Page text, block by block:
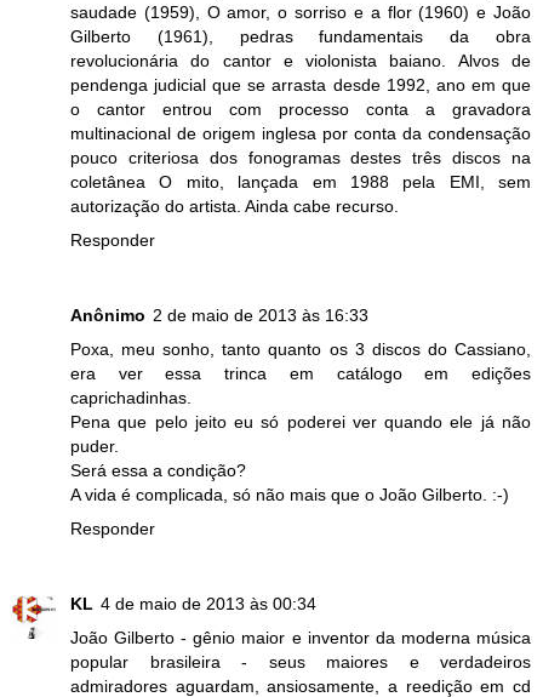
saudade (1959), O amor, o sorriso e a flor (1960) e João
Gilberto (1961), pedras fundamentais da obra
revolucionária do cantor e violonista baiano. Alvos de
pendenga judicial que se arrasta desde 1992, ano em que
o cantor entrou com processo conta a gravadora
multinacional de origem inglesa por conta da condensação
pouco criteriosa dos fonogramas destes três discos na
coletânea O mito, lançada em 1988 pela EMI, sem
autorização do artista. Ainda cabe recurso.
Responder
Anônimo 2 de maio de 2013 às 16:33
Poxa, meu sonho, tanto quanto os 3 discos do Cassiano,
era ver essa trinca em catálogo em edições
caprichadinhas.
Pena que pelo jeito eu só poderei ver quando ele já não
puder.
Será essa a condição?
A vida é complicada, só não mais que o João Gilberto. :-)
Responder
KL 4 de maio de 2013 às 00:34
João Gilberto - gênio maior e inventor da moderna música
popular brasileira - seus maiores e verdadeiros
admiradores aguardam, ansiosamente, a reedição em cd